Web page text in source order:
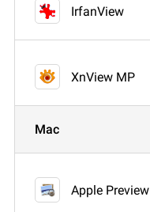
IrfanView
XnView MP
Mac
Apple Preview